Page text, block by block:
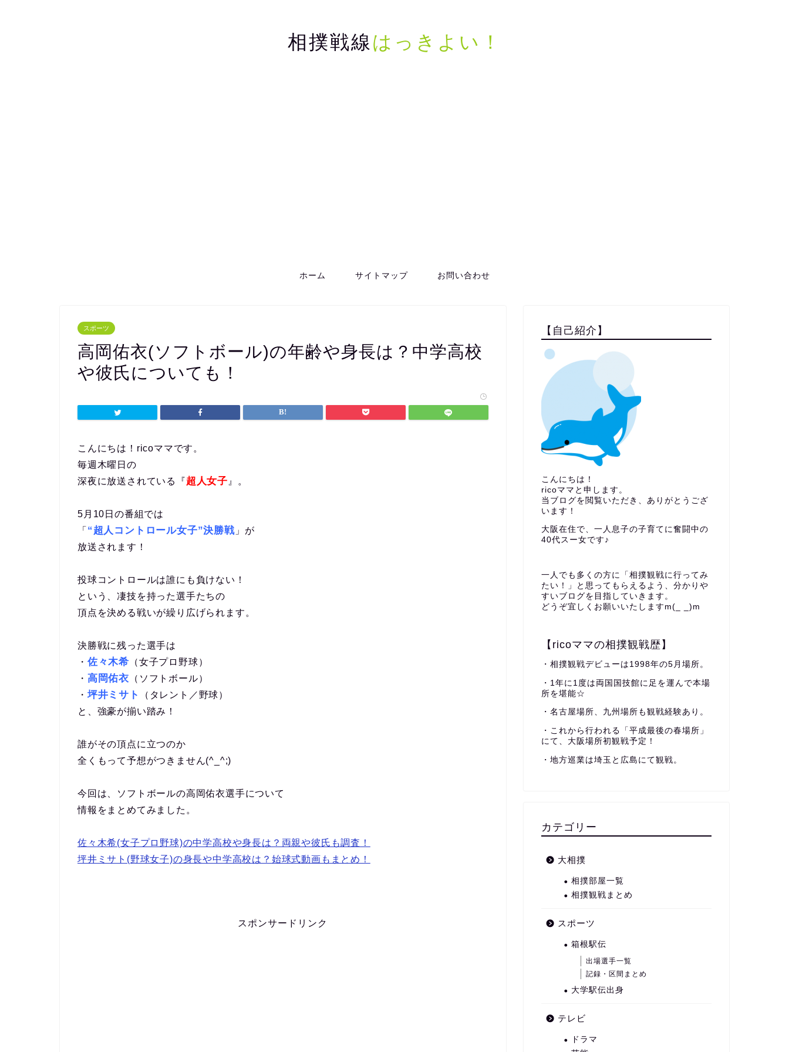
相撲戦線はっきよい！
ホーム サイトマップ お問い合わせ
スポーツ
高岡佑衣(ソフトボール)の年齢や身長は？中学高校
や彼氏についても！
こんにちは！ricoママです。
毎週木曜日の
深夜に放送されている『超人女子 』。
5月10日の番組では
「 “超人コントロール女子”決勝戦」が
放送されます！
投球コントロールは誰にも負けない！
という、凄技を持った選手たちの
頂点を決める戦いが繰り広げられます。
決勝戦に残った選手は
・ 佐々木希 （女子プロ野球）
・ 高岡佑衣 （ソフトボール）
・ 坪井ミサト
（タレント／野球）
と、強豪が揃い踏み！
誰がその頂点に立つのか
全くもって予想がつきません(^_^;)
今回は、ソフトボールの高岡佑衣選手について
情報をまとめてみました。
佐々木希(女子プロ野球)の中学高校や身長は？両親や彼氏も調査！
坪井ミサト(野球女子)の身長や中学高校は？始球式動画もまとめ！
スポンサードリンク
【自己紹介】
こんにちは！
ricoママと申します。
当ブログを閲覧いただき、ありがとうござ
います！
大阪在住で、一人息子の子育てに奮闘中の
40代スー女です♪
一人でも多くの方に「相撲観戦に行ってみ
たい！」と思ってもらえるよう、分かりや
すいブログを目指していきます。
どうぞ宜しくお願いいたしますm(_ _)m
【ricoママの相撲観戦歴】
・相撲観戦デビューは1998年の5月場所。
・1年に1度は両国国技館に足を運んで本場
所を堪能☆
・名古屋場所、九州場所も観戦経験あり。
・これから行われる「平成最後の春場所」
にて、大阪場所初観戦予定！
・地方巡業は埼玉と広島にて観戦。
カテゴリー
大相撲
相撲部屋一覧
相撲観戦まとめ
スポーツ
箱根駅伝
出場選手一覧
記録・区間まとめ
大学駅伝出身
テレビ
ドラマ